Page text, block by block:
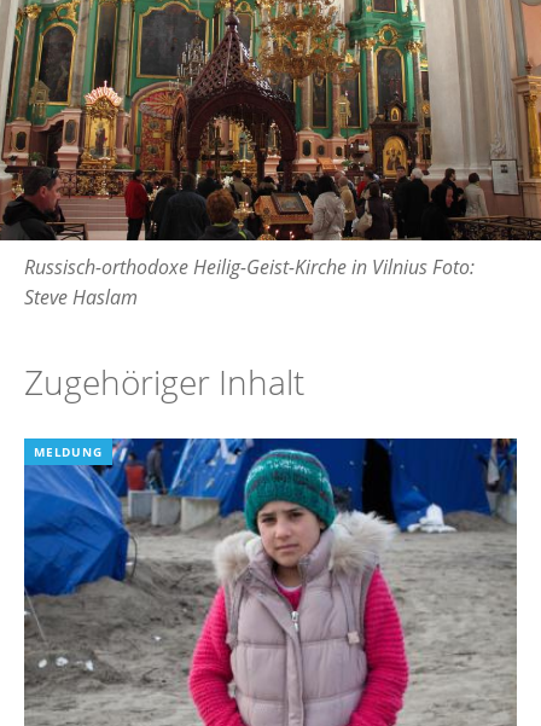
Russisch-orthodoxe Heilig-Geist-Kirche in Vilnius Foto:
Steve Haslam
Zugehöriger Inhalt
MELDUNG